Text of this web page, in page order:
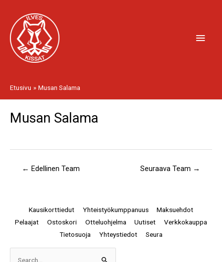
sisältöön
Etusivu Musan Salama
Musan Salama
Artikkelien
← Edellinen Team Seuraava Team →
Kausikorttiedut Yhteistyökumppanuus
Maksuehdot
Pelaajat
Ostoskori Otteluohjelma Uutiset
Verkkokauppa
Tietosuoja
Yhteystiedot Seura